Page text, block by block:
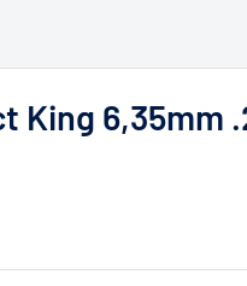
King 6,35mm